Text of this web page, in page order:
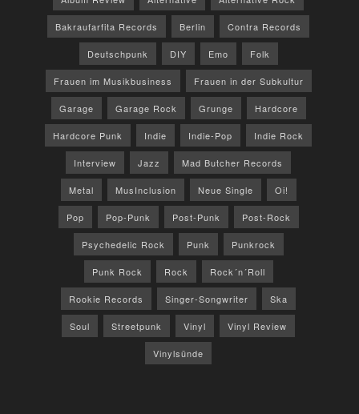
Bakraufarfita Records Berlin Contra Records
Deutschpunk DIY Emo Folk
Frauen im Musikbusiness Frauen in der Subkultur
Garage Garage Rock Grunge Hardcore
Hardcore Punk Indie Indie-Pop Indie Rock
Interview Jazz Mad Butcher Records
Metal MusInclusion Neue Single Oi!
Pop Pop-Punk Post-Punk Post-Rock
Psychedelic Rock Punk Punkrock
Punk Rock Rock Rock´n´Roll
Rookie Records Singer-Songwriter Ska
Soul Streetpunk Vinyl Vinyl Review
Vinylsünde